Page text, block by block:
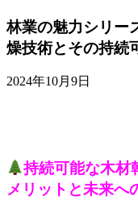
林業の魅力シリー
燥技術とその持続
2024年10月9日
持続可能な木材
メリットと未来へ